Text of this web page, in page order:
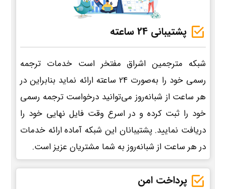
پشتیبانی 24 ساعته
شبکه مترجمین اشراق مفتخر است خدمات ترجمه
رسمی خود را به‌صورت 24 ساعته ارائه نماید بنابراین در
هر ساعت از شبانه‌روز می‌توانید درخواست ترجمه رسمی
خود را ثبت کرده و در اسرع وقت فایل نهایی خود را
دریافت نمایید. پشتیبانان این شبکه آماده ارائه خدمات
در هر ساعت از شبانه‌روز به شما مشتریان عزیز است.
پرداخت امن